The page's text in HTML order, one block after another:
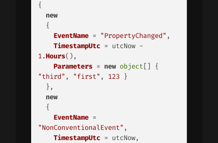
{
new
EventName = "PropertyChanged" ,
TimestampUtc
1.Hours(),
Parameters = new object
"third" , "first" , 123 }
new
EventName
"NonConventionalEvent" ,
TimestampUtc = utcNow,